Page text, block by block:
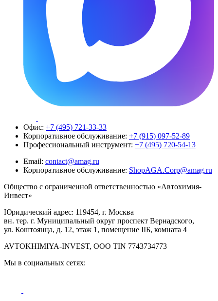
Офис: +7 (495) 721-33-33
Корпоративное обслуживание: +7 (915) 097-52-89
Профессиональный инструмент: +7 (495) 720-54-13
Email: contact@amag.ru
Корпоративное обслуживание: ShopAGA.Corp@amag.ru
Общество с ограниченной ответственностью «Автохимия-
Инвест»
Юридический адрес: 119454, г. Москва
вн. тер. г. Муниципальный округ проспект Вернадского,
ул. Коштоянца, д. 12, этаж 1, помещение IIБ, комната 4
AVTOKHIMIYA-INVEST, OOO TIN 7743734773
Мы в социальных сетях: